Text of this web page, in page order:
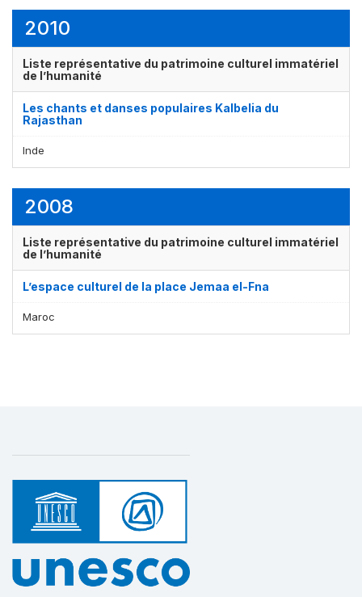
2010
Liste représentative du patrimoine culturel immatériel
de l’humanité
Les chants et danses populaires Kalbelia du
Rajasthan
Inde
2008
Liste représentative du patrimoine culturel immatériel
de l’humanité
L’espace culturel de la place Jemaa el-Fna
Maroc